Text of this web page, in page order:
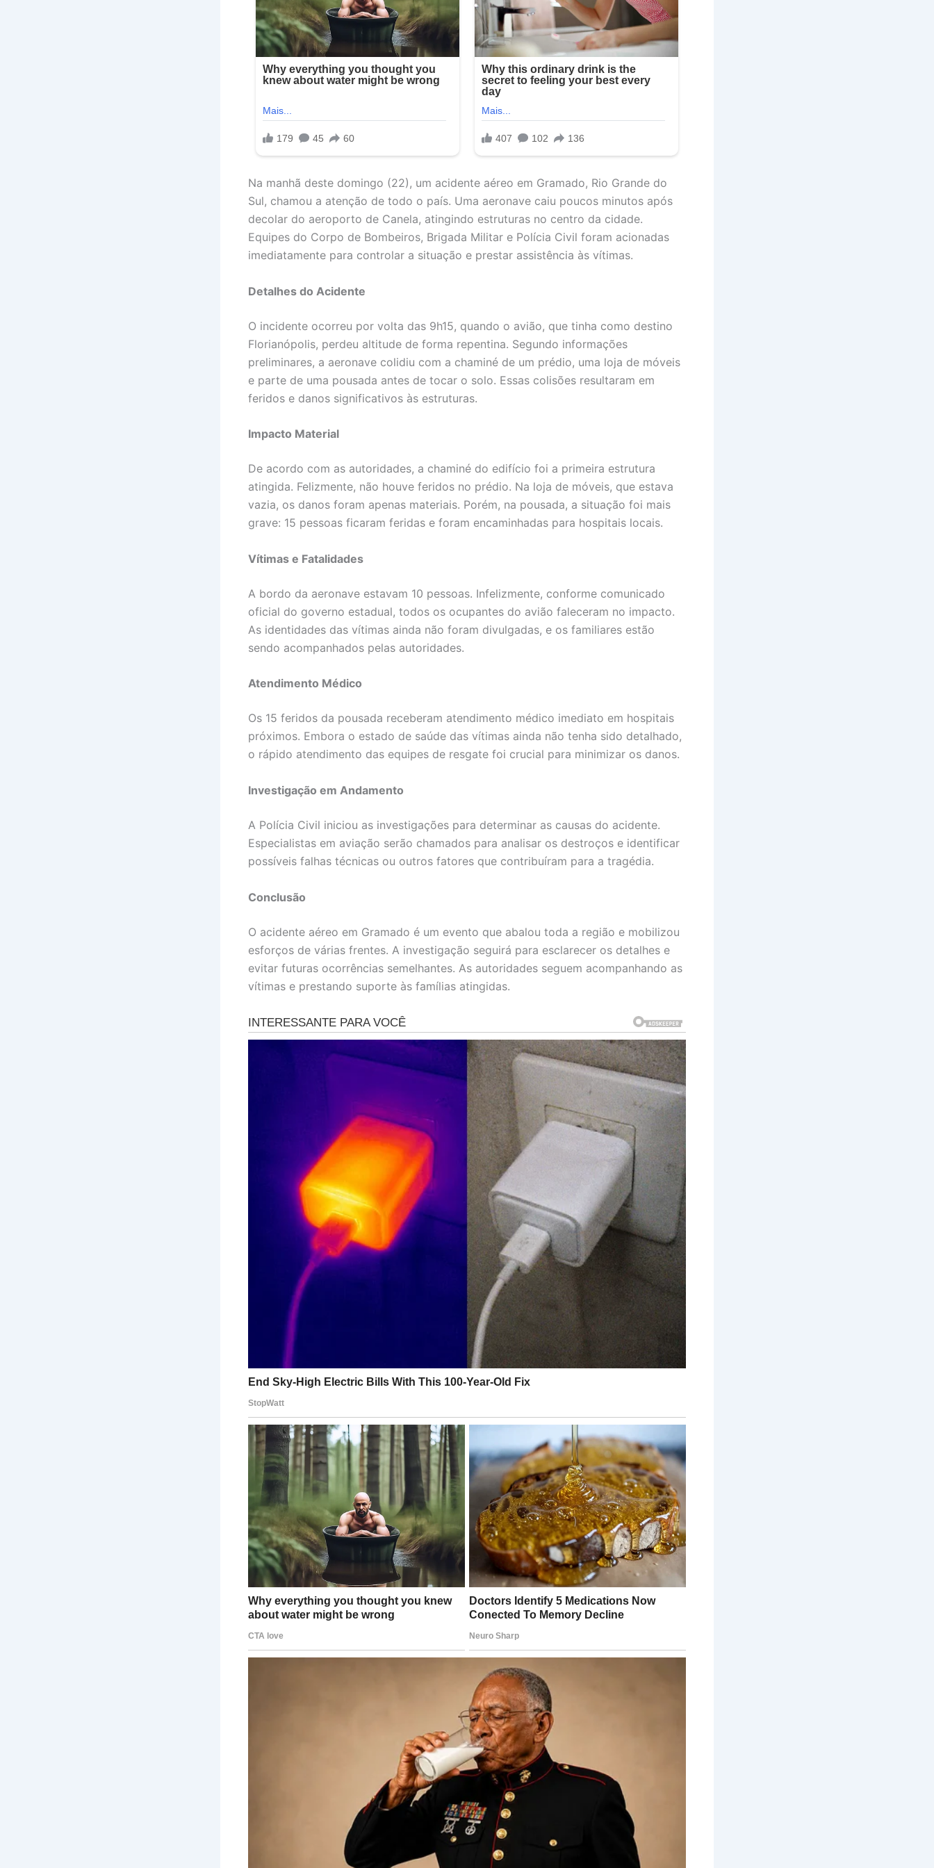
Na manhã deste domingo (22), um acidente aéreo em Gramado, Rio Grande do
Sul, chamou a atenção de todo o país. Uma aeronave caiu poucos minutos após
decolar do aeroporto de Canela, atingindo estruturas no centro da cidade.
Equipes do Corpo de Bombeiros, Brigada Militar e Polícia Civil foram acionadas
imediatamente para controlar a situação e prestar assistência às vítimas.
Detalhes do Acidente
O incidente ocorreu por volta das 9h15, quando o avião, que tinha como destino
Florianópolis, perdeu altitude de forma repentina. Segundo informações
preliminares, a aeronave colidiu com a chaminé de um prédio, uma loja de móveis
e parte de uma pousada antes de tocar o solo. Essas colisões resultaram em
feridos e danos significativos às estruturas.
Impacto Material
De acordo com as autoridades, a chaminé do edifício foi a primeira estrutura
atingida. Felizmente, não houve feridos no prédio. Na loja de móveis, que estava
vazia, os danos foram apenas materiais. Porém, na pousada, a situação foi mais
grave: 15 pessoas ficaram feridas e foram encaminhadas para hospitais locais.
Vítimas e Fatalidades
A bordo da aeronave estavam 10 pessoas. Infelizmente, conforme comunicado
oficial do governo estadual, todos os ocupantes do avião faleceram no impacto.
As identidades das vítimas ainda não foram divulgadas, e os familiares estão
sendo acompanhados pelas autoridades.
Atendimento Médico
Os 15 feridos da pousada receberam atendimento médico imediato em hospitais
próximos. Embora o estado de saúde das vítimas ainda não tenha sido detalhado,
o rápido atendimento das equipes de resgate foi crucial para minimizar os danos.
Investigação em Andamento
A Polícia Civil iniciou as investigações para determinar as causas do acidente.
Especialistas em aviação serão chamados para analisar os destroços e identificar
possíveis falhas técnicas ou outros fatores que contribuíram para a tragédia.
Conclusão
O acidente aéreo em Gramado é um evento que abalou toda a região e mobilizou
esforços de várias frentes. A investigação seguirá para esclarecer os detalhes e
evitar futuras ocorrências semelhantes. As autoridades seguem acompanhando as
vítimas e prestando suporte às famílias atingidas.